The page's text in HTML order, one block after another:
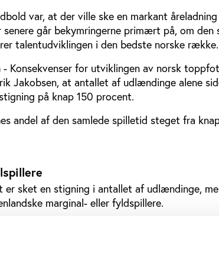
var, at der ville ske en markant
går bekymringerne primært på, om den
talentudviklingen i den bedste norske række.
Konsekvenser for utviklingen av norsk
Jakobsen, at antallet af udlændinge alene
på knap 150 procent.
andel af den samlede spilletid steget fra
er sket en stigning i antallet af udlændinge,
marginal- eller fyldspillere.
i norsk fodbold spenderer mere tid på bænken
år, hvor over halvdelen af de nye spillere i